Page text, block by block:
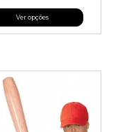
Ver opções